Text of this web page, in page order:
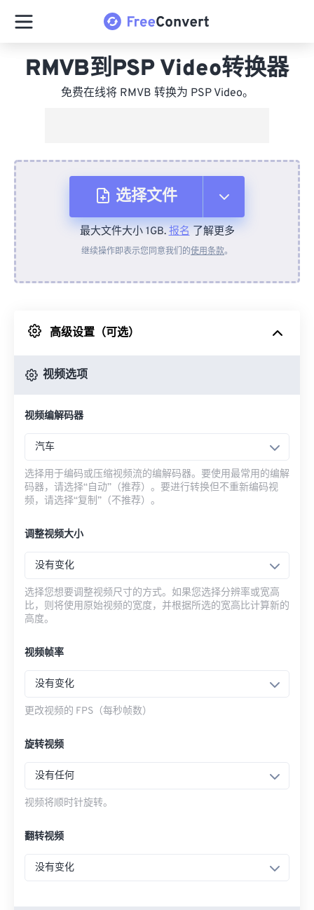
RMVB到PSP Video转换器
免费在线将 RMVB 转换为 PSP Video。
选择文件
从设备
来自 Google Drive
最大文件大小 1GB.报名了解更多
继续操作即表示您同意我们的使用条款。
高级设置（可选）
视频选项
视频编解码器
汽车
选择用于编码或压缩视频流的编解码器。要使用最常用的编解
码器，请选择“自动”（推荐）。要进行转换但不重新编码视
频，请选择“复制”（不推荐）。
调整视频大小
没有变化
选择您想要调整视频尺寸的方式。如果您选择分辨率或宽高
比，则将使用原始视频的宽度，并根据所选的宽高比计算新的
高度。
视频帧率
没有变化
更改视频的 FPS（每秒帧数）
旋转视频
没有任何
视频将顺时针旋转。
翻转视频
没有变化